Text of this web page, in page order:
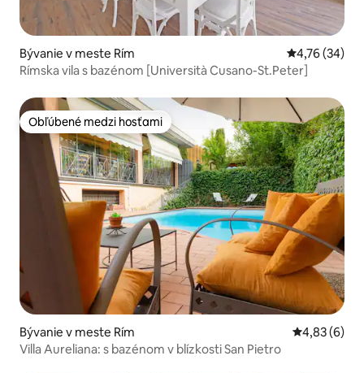
Bývanie v meste Rím Priemerné
4,76 (34)
Rímska vila s bazénom [Università Cusano-St.Peter]
Obľúbené medzi hosťami
Obľúbené medzi hosťami
Bývanie v meste Rím Priemerné
4,83 (6)
Villa Aureliana: s bazénom v blízkosti San Pietro